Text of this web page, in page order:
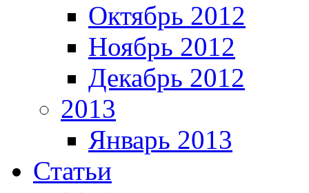
Октябрь 2012
Ноябрь 2012
Декабрь 2012
2013
Январь 2013
Статьи